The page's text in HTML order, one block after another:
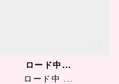
ロード中...
ロード中 ...